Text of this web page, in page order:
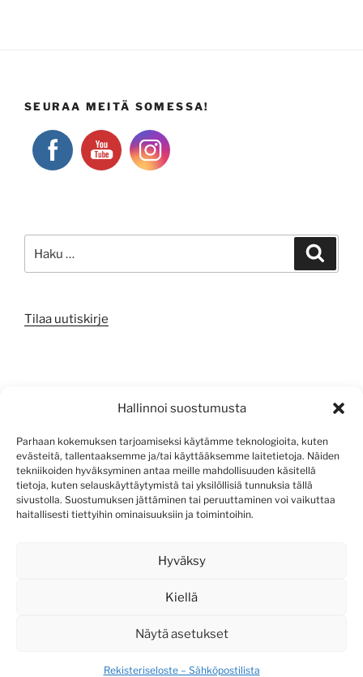
Hallinnoi suostumusta
Parhaan kokemuksen tarjoamiseksi käytämme teknologioita, kuten
evästeitä, tallentaaksemme ja/tai käyttääksemme laitetietoja. Näiden
tekniikoiden hyväksyminen antaa meille mahdollisuuden käsitellä
tietoja, kuten selauskäyttäytymistä tai yksilöllisiä tunnuksia tällä
sivustolla. Suostumuksen jättäminen tai peruuttaminen voi vaikuttaa
haitallisesti tiettyihin ominaisuuksiin ja toimintoihin.
Hyväksy
Kiellä
Näytä asetukset
Rekisteriseloste – Sähköpostilista
SEURAA MEITÄ SOMESSA!
Tilaa uutiskirje
Sisältösyöte
Kommenttisyöte